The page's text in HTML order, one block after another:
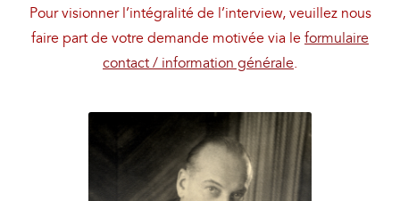
Pour visionner l’intégralité de l’interview, veuillez nous
faire part de votre demande motivée via le formulaire
contact / information générale.